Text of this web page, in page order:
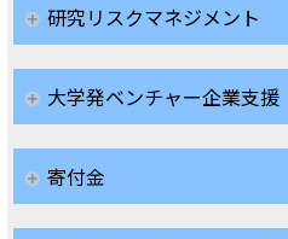
研究リスクマネジメント
大学発ベンチャー企業支援
寄付金